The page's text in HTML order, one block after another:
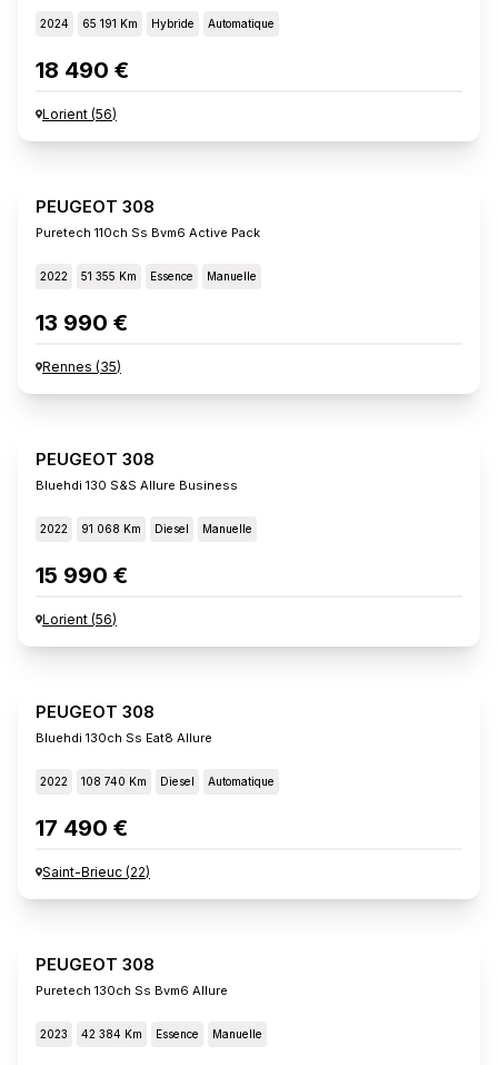
2024 65 191 Km Hybride Automatique
18 490 €
Lorient (56)
PEUGEOT 308
Puretech 110ch Ss Bvm6 Active Pack
2022 51 355 Km Essence Manuelle
13 990 €
Rennes (35)
PEUGEOT 308
Bluehdi 130 S&s Allure Business
2022 91 068 Km Diesel Manuelle
15 990 €
Lorient (56)
PEUGEOT 308
Bluehdi 130ch Ss Eat8 Allure
2022 108 740 Km Diesel Automatique
17 490 €
Saint-Brieuc (22)
PEUGEOT 308
Puretech 130ch Ss Bvm6 Allure
2023 42 384 Km Essence Manuelle